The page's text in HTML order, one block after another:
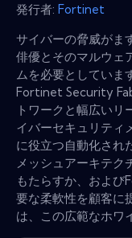
発行者: Fortinet
サイバーの脅威がま
俳優とそのマルウェ
ムを必要としていま
Fortinet Security
トワークと幅広い
イバーセキュリティ
に役立つ自動化され
メッシュアーキテク
もたらすか、およ
要な柔軟性を顧客に
は、この広範なホワ